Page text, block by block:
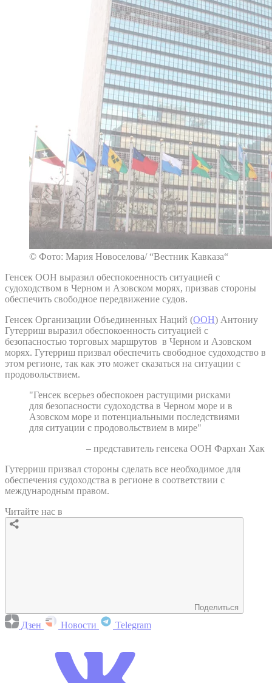
© Фото: Мария Новоселова/ “Вестник Кавказа“
Генсек ООН выразил обеспокоенность ситуацией с
судоходством в Черном и Азовском морях, призвав стороны
обеспечить свободное передвижение судов.
Генсек Организации Объединенных Наций (ООН) Антониу
Гутерриш выразил обеспокоенность ситуацией с
безопасностью торговых маршрутов в Черном и Азовском
морях. Гутерриш призвал обеспечить свободное судоходство в
этом регионе, так как это может сказаться на ситуации с
продовольствием.
"Генсек всерьез обеспокоен растущими рисками
для безопасности судоходства в Черном море и в
Азовском море и потенциальными последствиями
для ситуации с продовольствием в мире"
– представитель генсека ООН Фархан Хак
Гутерриш призвал стороны сделать все необходимое для
обеспечения судоходства в регионе в соответствии с
международным правом.
Читайте нас в
Поделиться
Дзен Новости Telegram